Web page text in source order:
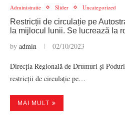
Administratie Slider Uncategorized
Restricții de circulație pe
la mijlocul lunii. Se lucrează la
by admin 02/10/2023
Direcția Regională de Drumuri și
restricții de circulație pe…
MAI MULT